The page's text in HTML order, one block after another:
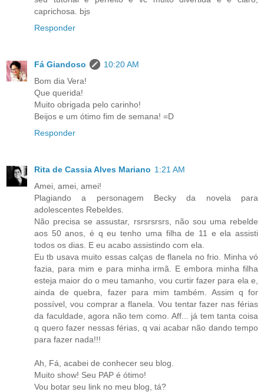
caprichosa. bjs
Responder
Fá Giandoso
10:20 AM
Bom dia Vera!
Que querida!
Muito obrigada pelo carinho!
Beijos e um ótimo fim de semana! =D
Responder
Rita de Cassia Alves Mariano 1:21 AM
Amei, amei, amei!
Plagiando a personagem Becky da novela para
adolescentes Rebeldes.
Não precisa se assustar, rsrsrsrsrs, não sou uma rebelde
aos 50 anos, é q eu tenho uma filha de 11 e ela assisti
todos os dias. E eu acabo assistindo com ela.
Eu tb usava muito essas calças de flanela no frio. Minha vó
fazia, para mim e para minha irmã. E embora minha filha
esteja maior do o meu tamanho, vou curtir fazer para ela e,
ainda de quebra, fazer para mim também. Assim q for
possível, vou comprar a flanela. Vou tentar fazer nas férias
da faculdade, agora não tem como. Aff... já tem tanta coisa
q quero fazer nessas férias, q vai acabar não dando tempo
para fazer nada!!!
Ah, Fá, acabei de conhecer seu blog.
Muito show! Seu PAP é ótimo!
Vou botar seu link no meu blog, tá?